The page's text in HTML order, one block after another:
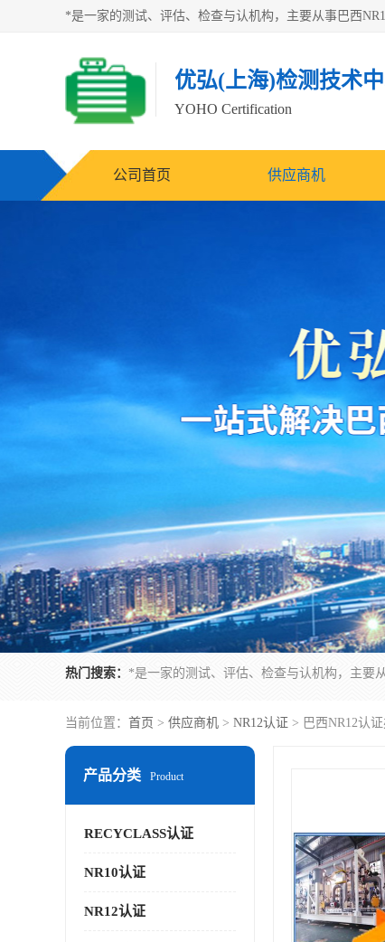
优弘(上海)检测技术
YOHO Certification
公司首页 供应商机
热门搜索：
当前位置： 首页 > 供应商机 > NR12认证 > 巴西NR12认
产品分类 Product
RECYCLASS认证
NR10认证
NR12认证